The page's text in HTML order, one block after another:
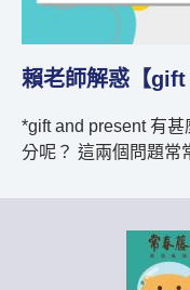
賴老師解惑【gift and present 有甚麼不同？】
你是不是也
現在就讓賴